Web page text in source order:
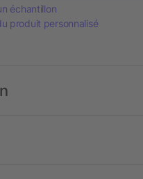
échantillon
produit personnalisé